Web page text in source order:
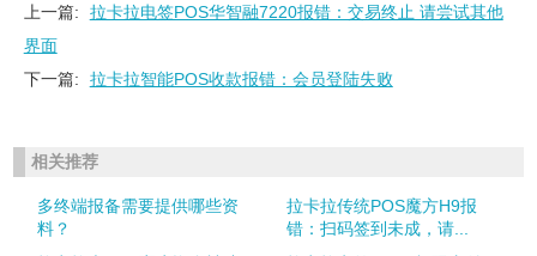
上一篇:
拉卡拉电签POS华智融7220报错：交易终止 请尝试其他
界面
下一篇:
拉卡拉智能POS收款报错：会员登陆失败
相关推荐
多终端报备需要提供哪些资
料？
拉卡拉传统POS魔方H9报
错：扫码签到未成，请...